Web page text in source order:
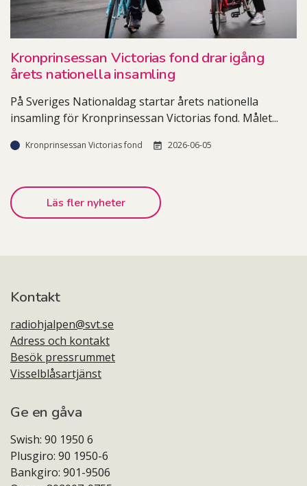
Kronprinsessan Victorias fond drar igång
årets nationella insamling
På Sveriges Nationaldag startar årets nationella
insamling för Kronprinsessan Victorias fond. Målet...
Kronprinsessan Victorias fond 2026-06-05
Läs fler nyheter
Kontakt
radiohjalpen@svt.se
Adress och kontakt
Besök pressrummet
Visselblåsartjänst
Ge en gåva
Swish: 90 1950 6
Plusgiro: 90 1950-6
Bankgiro: 901-9506